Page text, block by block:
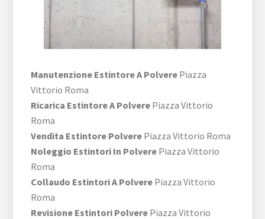
Manutenzione Estintore A Polvere Piazza
Vittorio Roma
Ricarica Estintore A Polvere Piazza Vittorio
Roma
Vendita Estintore Polvere Piazza Vittorio Roma
Noleggio Estintori In Polvere Piazza Vittorio
Roma
Collaudo Estintori A Polvere Piazza Vittorio
Roma
Revisione Estintori Polvere Piazza Vittorio